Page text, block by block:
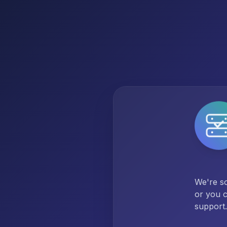
We're
or you
support.